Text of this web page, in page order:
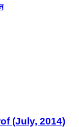
(July, 2014)